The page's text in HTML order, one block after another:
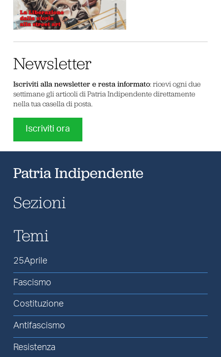
Newsletter
Iscriviti alla newsletter e resta informato: ricevi ogni due
settimane gli articoli di Patria Indipendente direttamente
nella tua casella di posta.
Iscriviti ora
Patria Indipendente
Sezioni
Temi
25Aprile
Fascismo
Costituzione
Antifascismo
Resistenza